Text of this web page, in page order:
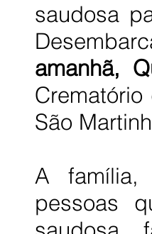
saudosa
amanhã,
São
A família,
pessoas